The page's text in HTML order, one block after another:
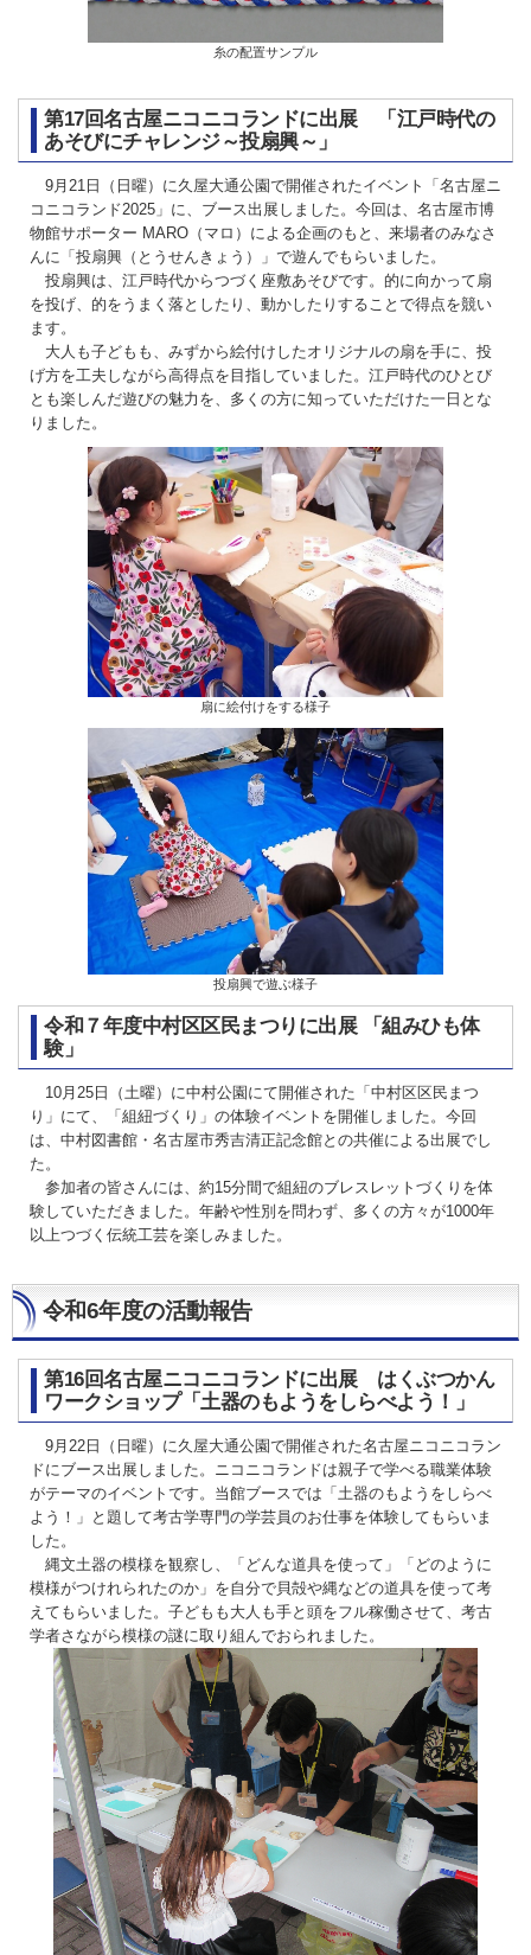
糸の配置サンプル
第17回名古屋ニコニコランドに出展 「江戸時代の
あそびにチャレンジ～投扇興～」
9月21日（日曜）に久屋大通公園で開催されたイベント「名古屋ニ
コニコランド2025」に、ブース出展しました。今回は、名古屋市博
物館サポーター MARO（マロ）による企画のもと、来場者のみなさ
んに「投扇興（とうせんきょう）」で遊んでもらいました。
投扇興は、江戸時代からつづく座敷あそびです。的に向かって扇
を投げ、的をうまく落としたり、動かしたりすることで得点を競い
ます。
大人も子どもも、みずから絵付けしたオリジナルの扇を手に、投
げ方を工夫しながら高得点を目指していました。江戸時代のひとび
とも楽しんだ遊びの魅力を、多くの方に知っていただけた一日とな
りました。
扇に絵付けをする様子
投扇興で遊ぶ様子
令和７年度中村区区民まつりに出展 「組みひも体
験」
10月25日（土曜）に中村公園にて開催された「中村区区民まつ
り」にて、「組紐づくり」の体験イベントを開催しました。今回
は、中村図書館・名古屋市秀吉清正記念館との共催による出展でし
た。
参加者の皆さんには、約15分間で組紐のブレスレットづくりを体
験していただきました。年齢や性別を問わず、多くの方々が1000年
以上つづく伝統工芸を楽しみました。
令和6年度の活動報告
第16回名古屋ニコニコランドに出展 はくぶつかん
ワークショップ「土器のもようをしらべよう！」
9月22日（日曜）に久屋大通公園で開催された名古屋ニコニコラン
ドにブース出展しました。ニコニコランドは親子で学べる職業体験
がテーマのイベントです。当館ブースでは「土器のもようをしらべ
よう！」と題して考古学専門の学芸員のお仕事を体験してもらいま
した。
縄文土器の模様を観察し、「どんな道具を使って」「どのように
模様がつけれられたのか」を自分で貝殻や縄などの道具を使って考
えてもらいました。子どもも大人も手と頭をフル稼働させて、考古
学者さながら模様の謎に取り組んでおられました。